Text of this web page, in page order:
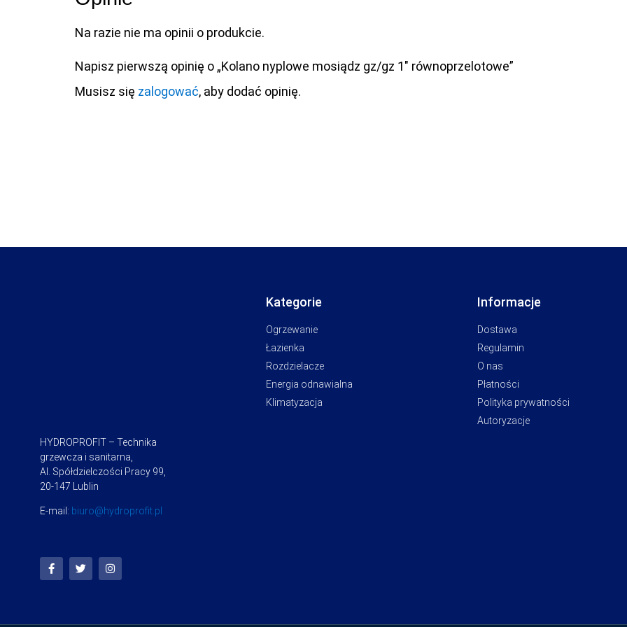
Na razie nie ma opinii o produkcie.
Napisz pierwszą opinię o „Kolano nyplowe mosiądz gz/gz 1″ równoprzelotowe”
Musisz się zalogować, aby dodać opinię.
HYDROPROFIT – Technika
grzewcza i sanitarna,
Al. Spółdzielczości Pracy 99,
20-147 Lublin
E-mail: biuro@hydroprofit.pl
Kategorie
Ogrzewanie
Łazienka
Rozdzielacze
Energia odnawialna
Klimatyzacja
Informacje
Dostawa
Regulamin
O nas
Płatności
Polityka prywatności
Autoryzacje